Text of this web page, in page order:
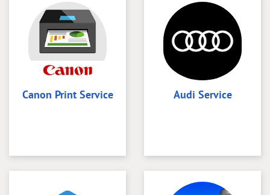
Canon Print Service Audi Service